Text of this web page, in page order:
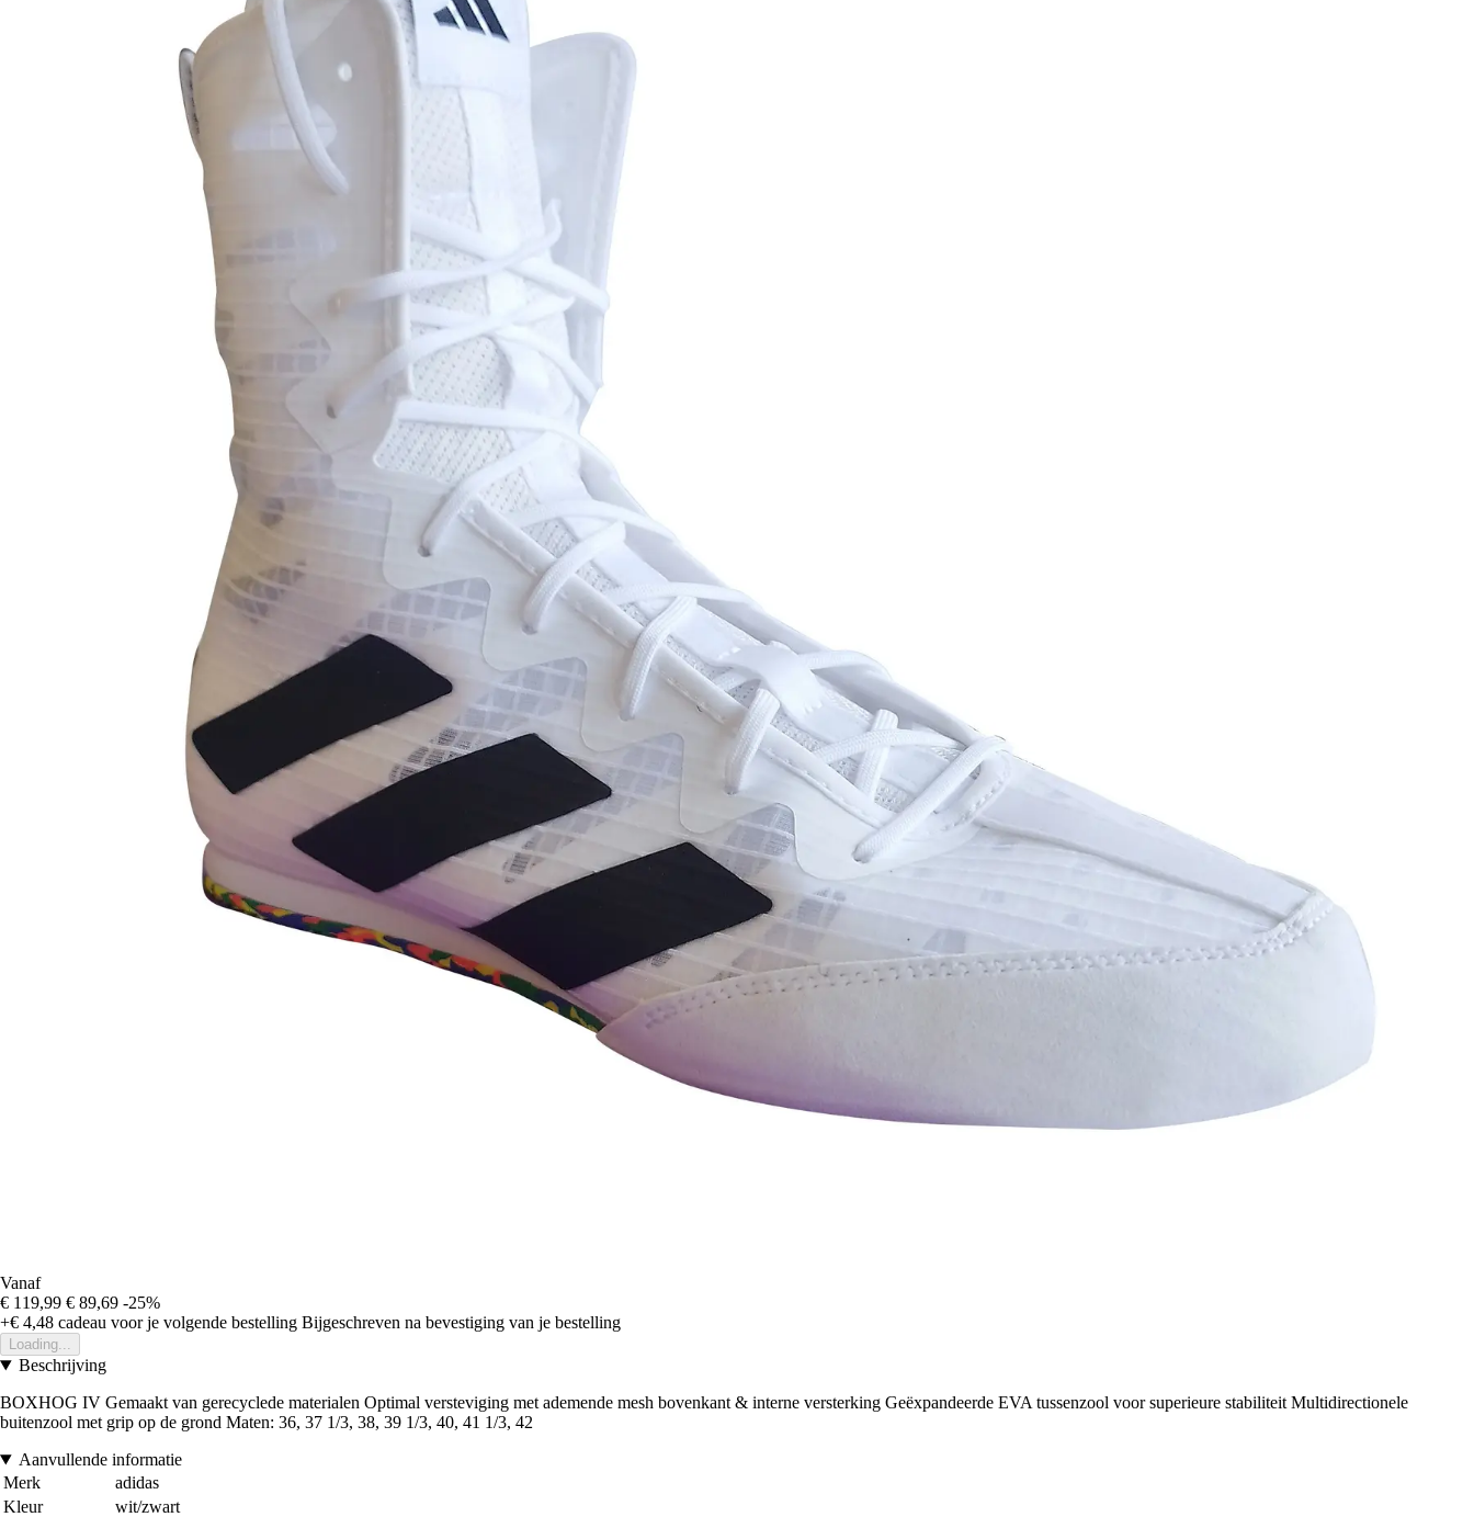
Vanaf
€ 119,99 € 89,69 -25%
+€ 4,48 cadeau voor je volgende bestelling Bijgeschreven na bevestiging van je bestelling
Loading...
Beschrijving
BOXHOG IV Gemaakt van gerecyclede materialen Optimal versteviging met ademende mesh bovenkant & interne versterking Geëxpandeerde EVA tussenzool voor superieure stabiliteit Multidirectionele
buitenzool met grip op de grond Maten: 36, 37 1/3, 38, 39 1/3, 40, 41 1/3, 42
Aanvullende informatie
Merk
adidas
Kleur
wit/zwart